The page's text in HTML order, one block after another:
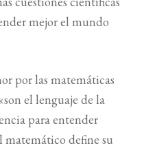
DE LIBROS
mejor el mundo
por las matemáticas
el lenguaje de la
para entender
define su